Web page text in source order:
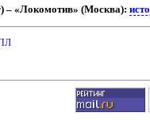
– «Локомотив» (Москва):